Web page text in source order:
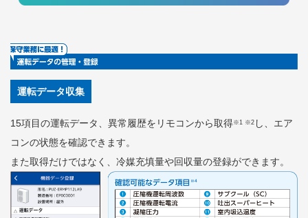
運転データ収集
15項目の運転データ、異常履歴をリモコンから取得※1 ※2 し、エア
コンの状態を確認できます。
また取得だけではなく、冷媒充填量や回収量の登録ができます。